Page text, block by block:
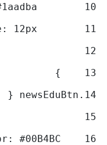
10
11
12
13
    }
14
.newsEduBtn {
15
16